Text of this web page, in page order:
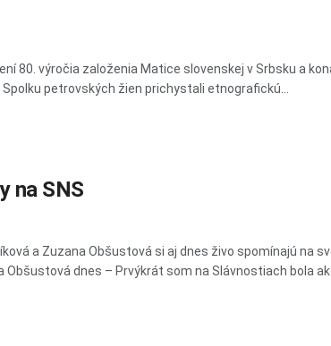
80. výročia založenia Matice slovenskej v Srbsku a
petrovských žien prichystali etnografickú...
na SNS
a Zuzana Obšustová si aj dnes živo spomínajú na
dnes – Prvýkrát som na Slávnostiach bola